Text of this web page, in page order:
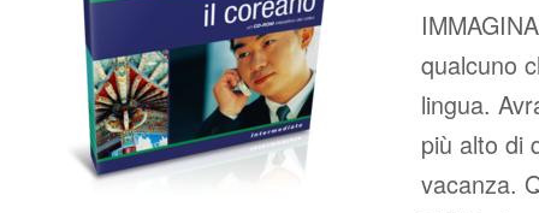
qualcuno
lingua.
più alto di
vacanza.